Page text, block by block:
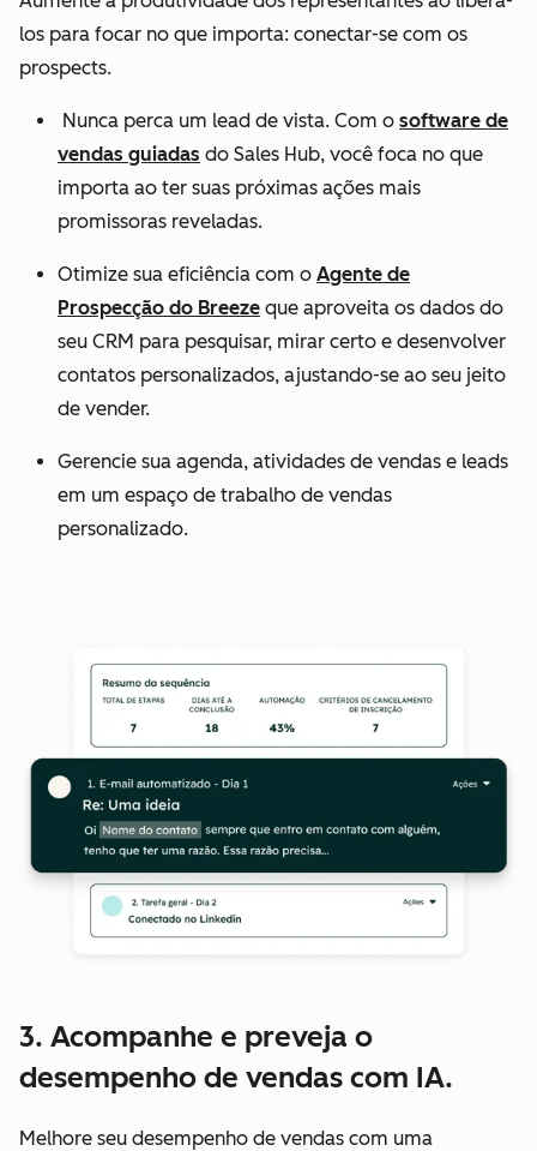
los para focar no que importa: conectar-se com os
prospects.
Nunca perca um lead de vista. Com o software de
vendas guiadas do Sales Hub, você foca no que
importa ao ter suas próximas ações mais
promissoras reveladas.
Otimize sua eficiência com o Agente de
Prospecção do Breeze que aproveita os dados do
seu CRM para pesquisar, mirar certo e desenvolver
contatos personalizados, ajustando-se ao seu jeito
de vender.
Gerencie sua agenda, atividades de vendas e leads
em um espaço de trabalho de vendas
personalizado.
3. Acompanhe e preveja o
desempenho de vendas com IA.
Melhore seu desempenho de vendas com uma